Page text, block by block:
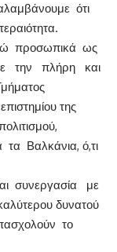
ότι
προσωπικά ως
την πλήρη και
της
Βαλκάνια, ό,τι
συνεργασία με
δυνατού
το